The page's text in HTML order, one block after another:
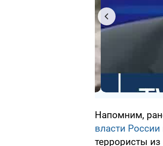
Напомним,
власти
террористы